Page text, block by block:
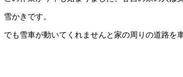
雪かきです。
でも雪車が動いてくれませんと家の周りの道路を